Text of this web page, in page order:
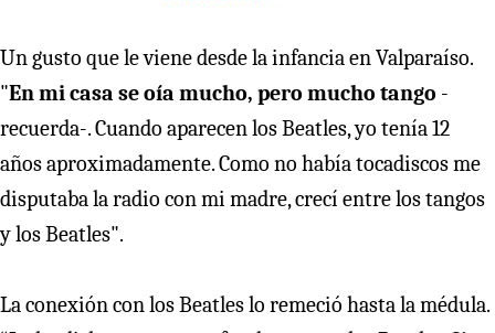
Un gusto que le viene desde la infancia en Valparaíso.
"En mi casa se oía mucho, pero mucho tango -
recuerda-. Cuando aparecen los Beatles, yo tenía 12
años aproximadamente. Como no había tocadiscos me
disputaba la radio con mi madre, crecí entre los tangos
y los Beatles".
La conexión con los Beatles lo remeció hasta la médula.